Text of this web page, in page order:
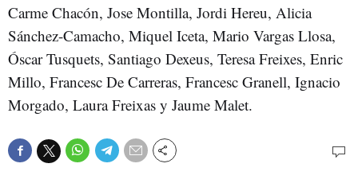
Carme Chacón, Jose Montilla, Jordi Hereu, Alicia
Sánchez-Camacho, Miquel Iceta, Mario Vargas Llosa,
Óscar Tusquets, Santiago Dexeus, Teresa Freixes, Enric
Millo, Francesc De Carreras, Francesc Granell, Ignacio
Morgado, Laura Freixas y Jaume Malet.